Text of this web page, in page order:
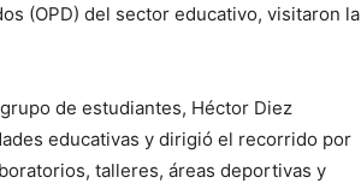
(OPD) del sector educativo, visitaron la
de estudiantes, Héctor Diez
educativas y dirigió el recorrido por
talleres, áreas deportivas y